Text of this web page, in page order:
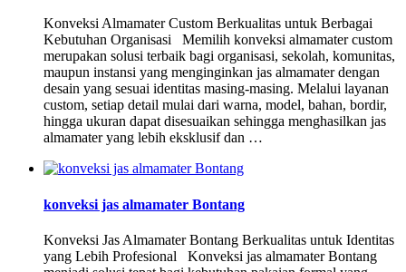
Konveksi Almamater Custom Berkualitas untuk Berbagai
Kebutuhan Organisasi Memilih konveksi almamater custom
merupakan solusi terbaik bagi organisasi, sekolah, komunitas,
maupun instansi yang menginginkan jas almamater dengan
desain yang sesuai identitas masing-masing. Melalui layanan
custom, setiap detail mulai dari warna, model, bahan, bordir,
hingga ukuran dapat disesuaikan sehingga menghasilkan jas
almamater yang lebih eksklusif dan …
konveksi jas almamater Bontang
Konveksi Jas Almamater Bontang Berkualitas untuk Identitas
yang Lebih Profesional Konveksi jas almamater Bontang